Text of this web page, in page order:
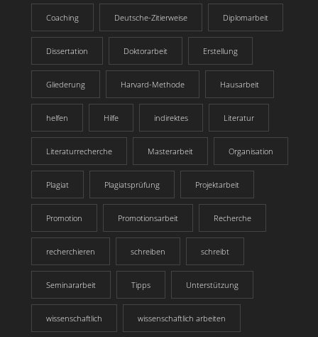
Coaching Deutsche-Zitierweise Diplomarbeit
Dissertation Doktorarbeit Erstellung
Gliederung Harvard-Methode Hausarbeit
helfen Hilfe indirektes Literatur
Literaturrecherche Masterarbeit Organisation
Plagiat Plagiatsprüfung Projektarbeit
Promotion Promotionsarbeit Recherche
recherchieren schreiben schreibt
Seminararbeit Tipps Unterstützung
wissenschaftlich wissenschaftlich arbeiten